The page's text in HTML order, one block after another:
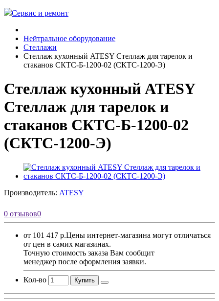
Сервис и ремонт
Нейтральное оборудование
Стеллажи
Стеллаж кухонный ATESY Стеллаж для тарелок и
стаканов СКТС-Б-1200-02 (СКТС-1200-Э)
Стеллаж кухонный ATESY
Стеллаж для тарелок и
стаканов СКТС-Б-1200-02
(СКТС-1200-Э)
Производитель: ATESY
0 отзывов0
от 101 417 р.Цены интернет-магазина могут отличаться
от цен в самих магазинах.
Точную стоимость заказа Вам сообщит
менеджер после оформления заявки.
Кол-во Купить